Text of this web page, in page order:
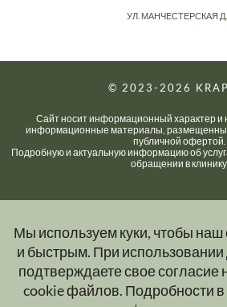
Мы используем куки, чтобы
и быстрым. При использовании
подтверждаете свое согласие
cookie файлов. Подробности
УЛ. МАНЧЕСТЕРСКАЯ Д.
© 2023-2026
Сайт носит информационный характер и
информационные материалы,
публичной офертой.
Подробную и актуальную информацию об
обращении в